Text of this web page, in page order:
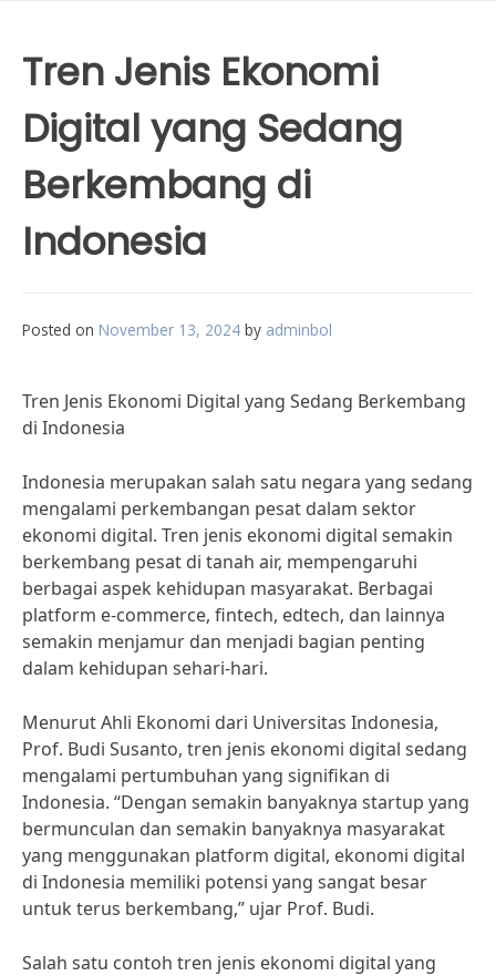
Tren Jenis Ekonomi
Digital yang Sedang
Berkembang di
Indonesia
Posted on November 13, 2024 by adminbol
Tren Jenis Ekonomi Digital yang Sedang Berkembang
di Indonesia
Indonesia merupakan salah satu negara yang sedang
mengalami perkembangan pesat dalam sektor
ekonomi digital. Tren jenis ekonomi digital semakin
berkembang pesat di tanah air, mempengaruhi
berbagai aspek kehidupan masyarakat. Berbagai
platform e-commerce, fintech, edtech, dan lainnya
semakin menjamur dan menjadi bagian penting
dalam kehidupan sehari-hari.
Menurut Ahli Ekonomi dari Universitas Indonesia,
Prof. Budi Susanto, tren jenis ekonomi digital sedang
mengalami pertumbuhan yang signifikan di
Indonesia. “Dengan semakin banyaknya startup yang
bermunculan dan semakin banyaknya masyarakat
yang menggunakan platform digital, ekonomi digital
di Indonesia memiliki potensi yang sangat besar
untuk terus berkembang,” ujar Prof. Budi.
Salah satu contoh tren jenis ekonomi digital yang